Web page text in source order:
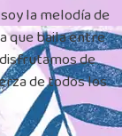
la melodía de
que baila entre
de
de todos los